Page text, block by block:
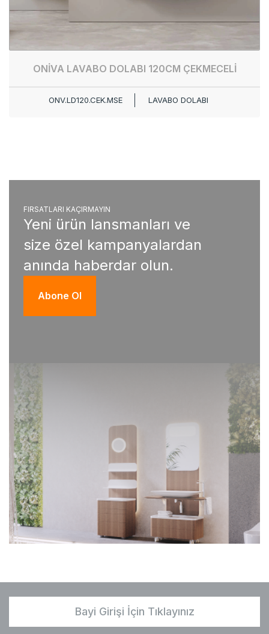
ONİVA LAVABO DOLABI 120CM ÇEKMECELİ
ONV.LD120.CEK.MSE LAVABO DOLABI
FIRSATLARI KAÇIRMAYIN
Yeni ürün lansmanları ve
size özel kampanyalardan
anında haberdar olun.
Abone Ol
Bayi Girişi İçin Tıklayınız